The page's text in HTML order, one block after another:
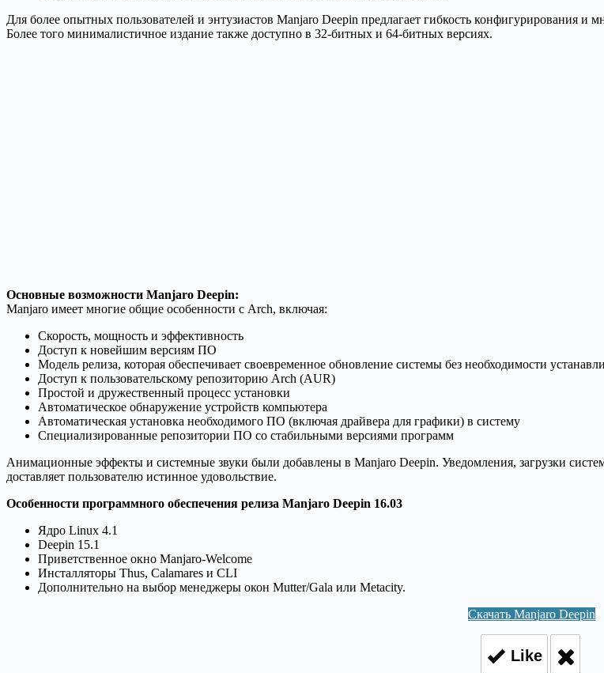
Для более опытных пользователей и энтузиастов Manjaro Deepin предлагает гибкость конфигурирования и
Более того минималистичное издание также доступно в 32-битных и 64-битных версиях.
Основные возможности Manjaro Deepin:
Manjaro имеет многие общие особенности с Arch, включая:
Скорость, мощность и эффективность
Доступ к новейшим версиям ПО
Модель релиза, которая обеспечивает своевременное обновление системы без необходимости
Доступ к пользовательскому репозиторию Arch (AUR)
Простой и дружественный процесс установки
Автоматическое обнаружение устройств компьютера
Автоматическая установка необходимого ПО (включая драйвера для графики) в систему
Специализированные репозитории ПО со стабильными версиями программ
Анимационные эффекты и системные звуки были добавлены в Manjaro Deepin. Уведомления, загрузки
доставляет пользователю истинное удовольствие.
Особенности программного обеспечения релиза Manjaro Deepin 16.03
Ядро Linux 4.1
Deepin 15.1
Приветственное окно Manjaro-Welcome
Инсталляторы Thus, Calamares и CLI
Дополнительно на выбор менеджеры окон Mutter/Gala или Metacity.
Скачать Manjaro Deepin
Like